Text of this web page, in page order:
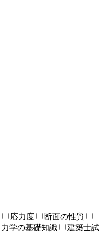
応力度
断面の性質
力学の基礎知識
建築士試